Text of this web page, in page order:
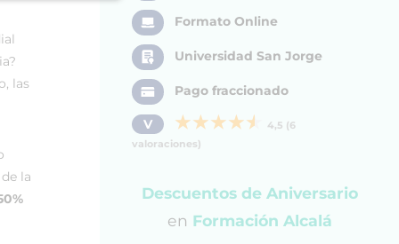
las
la
Formato Online
Universidad San Jorge
Pago fraccionado
V
4,5 (6
valoraciones)
Descuentos de Aniversario
en Formación Alcalá